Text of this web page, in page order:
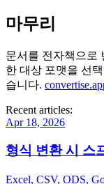
마무리
문서를 전자책으로
한 대상 포맷을 선
습니다.
Recent articles:
Apr 18, 2026
형식 변환 시 스
Excel, CSV, ODS,